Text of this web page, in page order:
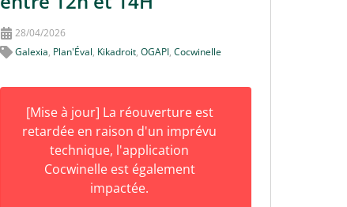
28/04/2026
Galexia, Plan'Éval, Kikadroit,OGAPI,Cocwinelle
[Mise à jour] La réouverture est
retardée en raison d'un imprévu
technique, l'application
Cocwinelle est également
impactée.